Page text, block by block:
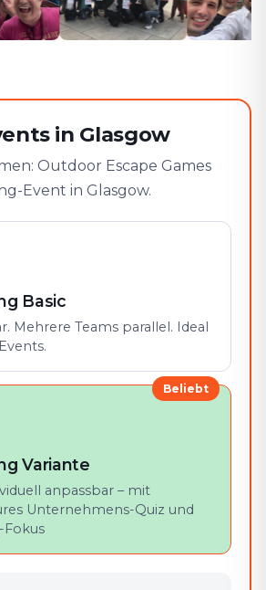
in Glasgow
Outdoor Escape Games
Event in Glasgow.
Basic
Mehrere Teams parallel. Ideal
Beliebt
Variante
anpassbar – mit
Unternehmens-Quiz und
Fokus